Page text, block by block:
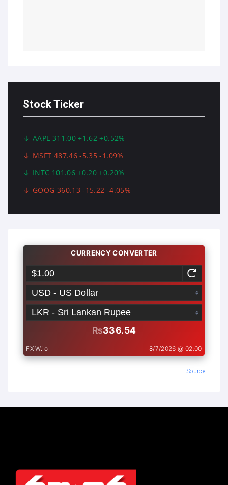
Stock Ticker
AAPL 311.00 +1.62 +0.52%
MSFT 487.46 -5.35 -1.09%
INTC 101.06 +0.20 +0.20%
GOOG 360.13 -15.22 -4.05%
Source